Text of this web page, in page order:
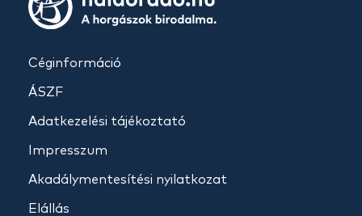
Céginformáció
ÁSZF
Adatkezelési tájékoztató
Impresszum
Akadálymentesítési nyilatkozat
Elállás